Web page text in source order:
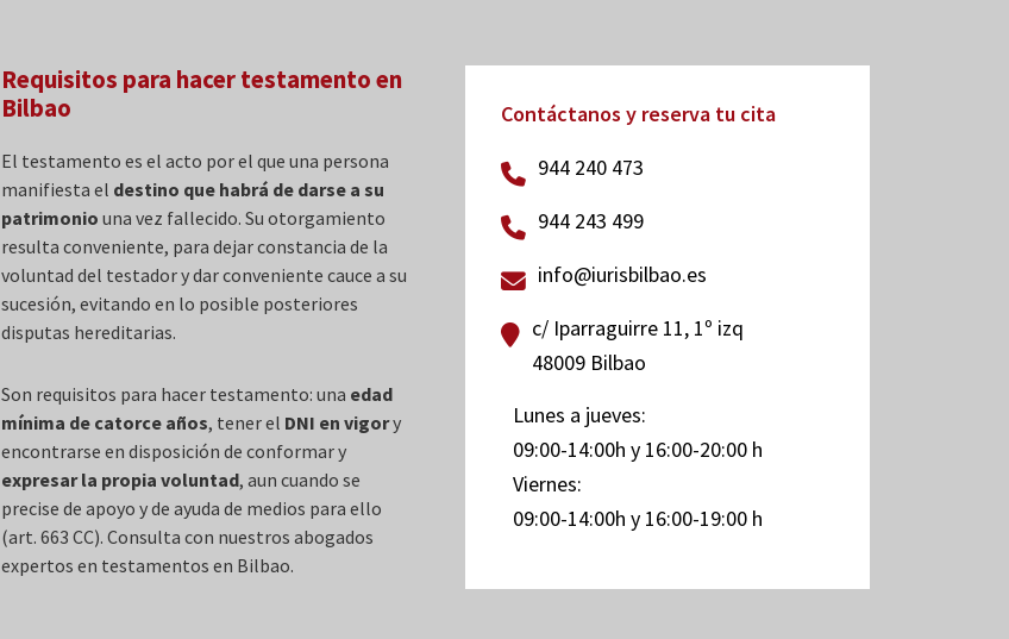
Requisitos para hacer testamento en
Bilbao
El testamento es el acto por el que una persona
manifiesta el destino que habrá de darse a su
patrimonio una vez fallecido. Su otorgamiento
resulta conveniente, para dejar constancia de la
voluntad del testador y dar conveniente cauce a su
sucesión, evitando en lo posible posteriores
disputas hereditarias.
Son requisitos para hacer testamento: una edad
mínima de catorce años, tener el DNI en vigory
encontrarse en disposición de conformar y
expresar la propia voluntad, aun cuando se
precise de apoyo y de ayuda de medios para ello
(art. 663 CC). Consulta con nuestros abogados
expertos en testamentos en Bilbao.
Contáctanos y reserva tu cita
944 240 473
944 243 499
info@iurisbilbao.es
c/ Iparraguirre 11, 1º izq
48009 Bilbao
Lunes a jueves:
09:00-14:00h y 16:00-20:00 h
Viernes:
09:00-14:00h y 16:00-19:00 h